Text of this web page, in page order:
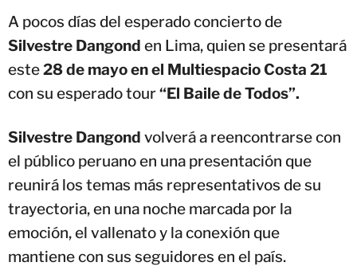
A pocos días del esperado concierto de
Silvestre Dangond en Lima, quien se presentará
este28 de mayo en el Multiespacio Costa 21
con su esperado tour “El Baile de Todos”.
Silvestre Dangond volverá a reencontrarse con
el público peruano en una presentación que
reunirá los temas más representativos de su
trayectoria, en una noche marcada por la
emoción, el vallenato y la conexión que
mantiene con sus seguidores en el país.